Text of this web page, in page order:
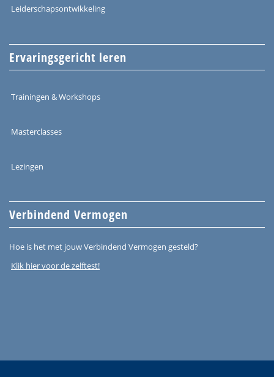
Leiderschapsontwikkeling
Ervaringsgericht leren
Trainingen & Workshops
Masterclasses
Lezingen
Verbindend Vermogen
Hoe is het met jouw Verbindend Vermogen gesteld?
Klik hier voor de zelftest!